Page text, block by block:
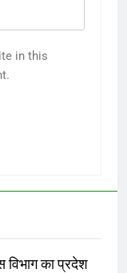
in this
विभाग का प्रदेश